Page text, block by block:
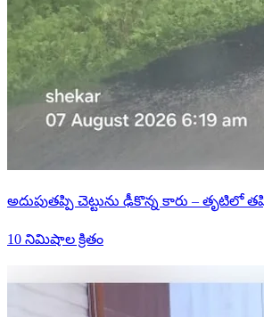
అదుపుతప్పి చెట్టును ఢీకొన్న కారు – తృటిలో
10 నిమిషాల క్రితం